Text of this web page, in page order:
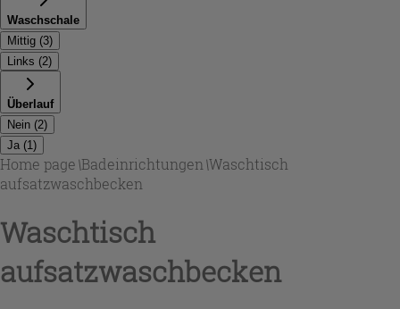
Waschschale
Mittig (3)
Links (2)
Überlauf
Nein (2)
Ja (1)
Home page\Badeinrichtungen \Waschtisch
aufsatzwaschbecken
Waschtisch
aufsatzwaschbecken